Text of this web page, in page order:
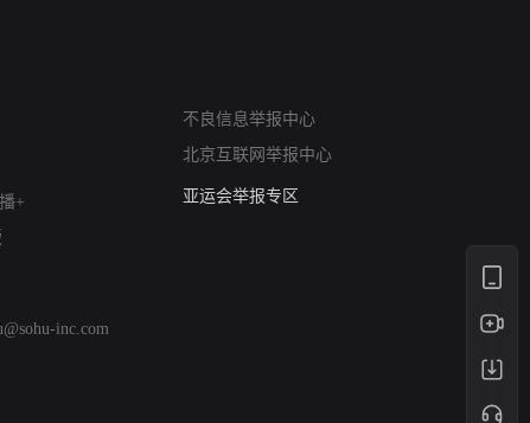
+
不良信息举报中心
北京互联网举报中心
算法推荐专项举报
亚运会举报专区
inc.com